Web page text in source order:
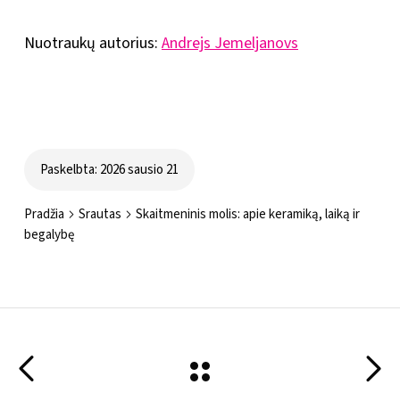
Nuotraukų autorius: Andrejs Jemeljanovs
Paskelbta: 2026 sausio 21
Pradžia Srautas
Skaitmeninis molis: apie keramiką, laiką ir
begalybę